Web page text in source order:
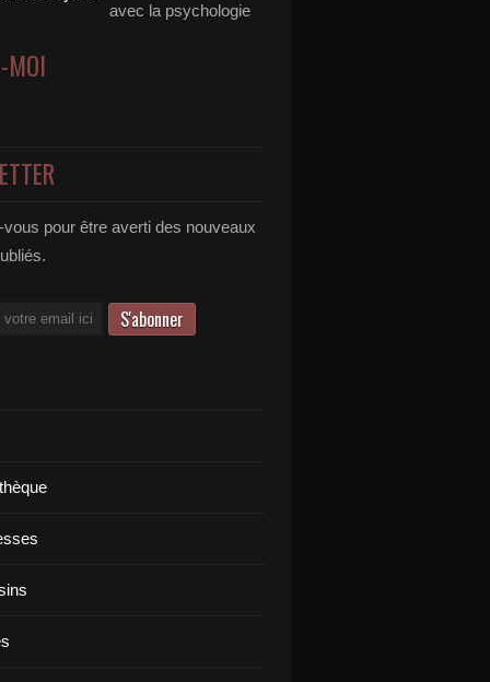
avec la psychologie
MOI
pour être averti des nouveaux